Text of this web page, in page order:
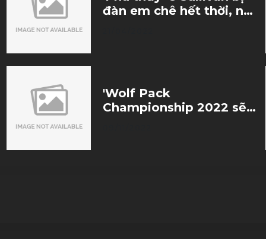
đàn em chê hết thời, nên
'Wolf Pack
Championship 2022 sẽ